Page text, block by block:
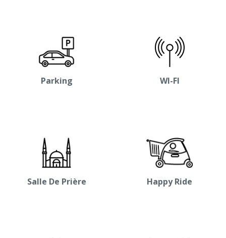
Parking WI-FI
Salle De Prière Happy Ride